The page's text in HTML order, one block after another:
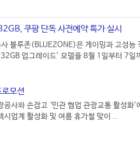
쿠팡 단독 사전예약 특가 실시
블루존(BLUEZONE)은 게이밍과 고성능
업그레이드’ 모델을 8월 1일부터 7일
모션
사와 손잡고 ‘민관 협업 관광교통 활성화’
업계 활성화 및 여름 휴가철 맞이 ..